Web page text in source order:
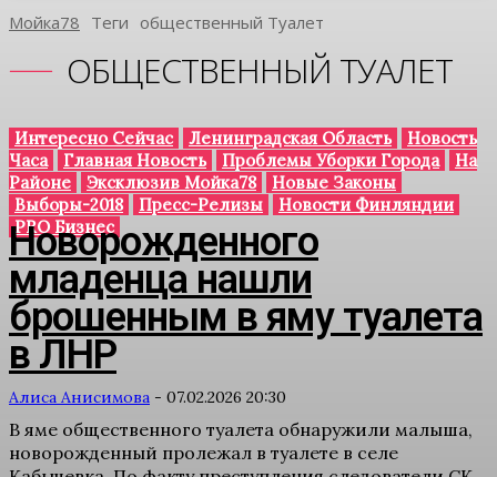
Мойка78 Теги Общественный Туалет
ОБЩЕСТВЕННЫЙ ТУАЛЕТ
Интересно Сейчас Ленинградская Область
Новость
Часа
Главная Новость Проблемы Уборки Города
На
Районе
Эксклюзив Мойка78
Новые Законы
Выборы-2018
Пресс-Релизы
Новости Финляндии
PRO Бизнес
Новорожденного
младенца нашли
брошенным в яму туалета
в ЛНР
Алиса Анисимова - 07.02.2026 20:30
В яме общественного туалета обнаружили малыша,
новорожденный пролежал в туалете в селе